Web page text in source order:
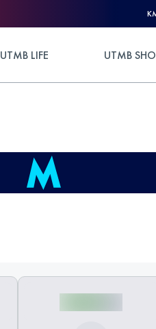
UTMB LIFE UTMB